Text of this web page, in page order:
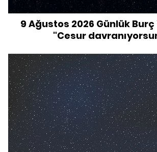
9 Ağustos 2026 Günlük
"Cesur